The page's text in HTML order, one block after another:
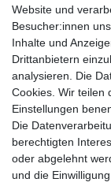
Website und
Besucher:innen
Inhalte und
Drittanbietern
analysieren. Die
Cookies. Wir teilen
Einstellungen
Die
berechtigten
oder abgelehnt
und die